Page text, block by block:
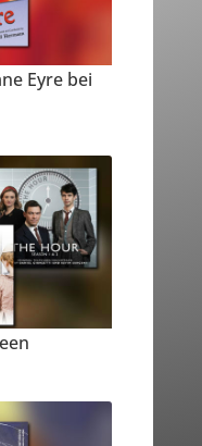
Eyre bei